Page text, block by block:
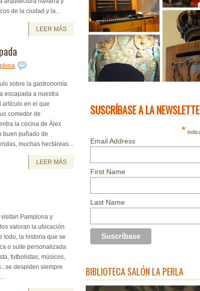
de la ciudad y la...
LEER MÁS
sobre la gastronomía
escapada a nuestra
artículo en el que
comedor de
la cocina de Álex
buen puñado de
muchas hectáreas...
LEER MÁS
Pamplona y
valoran la ubicación
todo, la historia que se
o suite personalizada
futbolistas, músicos,
despiden siempre
SUSCRÍBASE A LA
*
Email Address
First Name
Last Name
BIBLIOTECA SALÓN LA PERLA